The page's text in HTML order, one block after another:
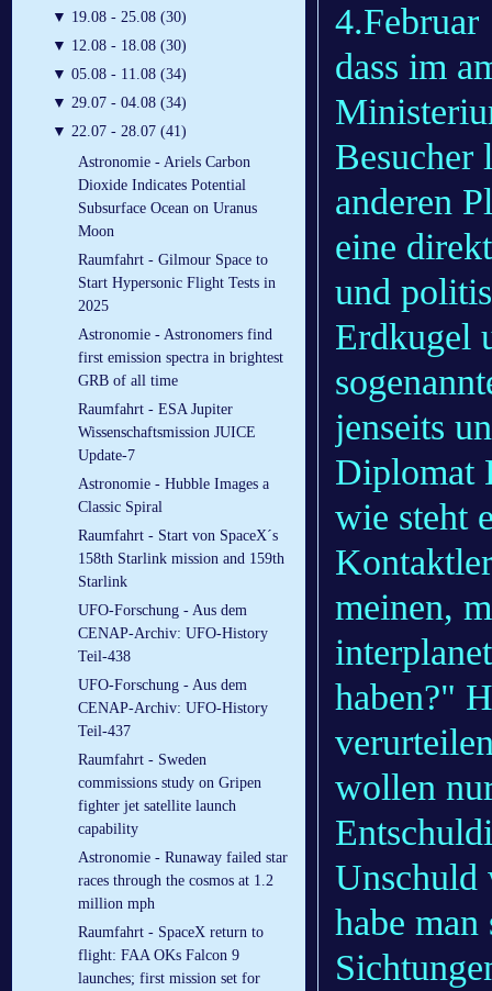
▼ 19.08 - 25.08 (30)
▼ 12.08 - 18.08 (30)
▼ 05.08 - 11.08 (34)
▼ 29.07 - 04.08 (34)
▼ 22.07 - 28.07 (41)
Astronomie - Ariels Carbon
Dioxide Indicates Potential
Subsurface Ocean on Uranus
Moon
Raumfahrt - Gilmour Space to
Start Hypersonic Flight Tests in
2025
Astronomie - Astronomers find
first emission spectra in brightest
GRB of all time
Raumfahrt - ESA Jupiter
Wissenschaftsmission JUICE
Update-7
Astronomie - Hubble Images a
Classic Spiral
Raumfahrt - Start von SpaceX´s
158th Starlink mission and 159th
Starlink
UFO-Forschung - Aus dem
CENAP-Archiv: UFO-History
Teil-438
UFO-Forschung - Aus dem
CENAP-Archiv: UFO-History
Teil-437
Raumfahrt - Sweden
commissions study on Gripen
fighter jet satellite launch
capability
Astronomie - Runaway failed star
races through the cosmos at 1.2
million mph
Raumfahrt - SpaceX return to
flight: FAA OKs Falcon 9
launches; first mission set for
4.Februar
dass im
Besucher
anderen
eine
und
Erdkugel
jenseits
Diplomat
wie steht
meinen,
haben?"
wollen
Unschuld
habe